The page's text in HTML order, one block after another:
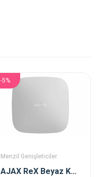
-5%
Menzil Genişleticiler
AJAX ReX Beyaz Kablosuz Mesafe Genişletici (Repeater)